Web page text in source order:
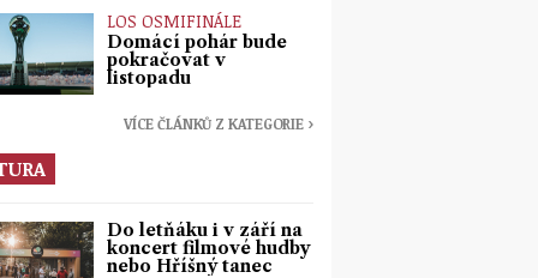
LOS OSMIFINÁLE
Domácí pohár bude
pokračovat v
listopadu
VÍCE ČLÁNKŮ Z KATEGORIE ›
Do letňáku i v září na
koncert filmové hudby
nebo Hříšný tanec